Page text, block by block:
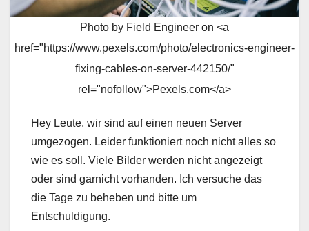
Photo by Field Engineer on <a
href="https://www.pexels.com/photo/electronics-engineer-
fixing-cables-on-server-442150/"
rel="nofollow">Pexels.com</a>
Hey Leute, wir sind auf einen neuen Server
umgezogen. Leider funktioniert noch nicht alles so
wie es soll. Viele Bilder werden nicht angezeigt
oder sind garnicht vorhanden. Ich versuche das
die Tage zu beheben und bitte um
Entschuldigung.